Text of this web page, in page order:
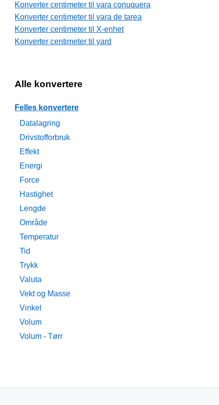
Konverter centimeter til vara conuquera
Konverter centimeter til vara de tarea
Konverter centimeter til X-enhet
Konverter centimeter til yard
Alle konvertere
Felles konvertere
Datalagring
Drivstofforbruk
Effekt
Energi
Force
Hastighet
Lengde
Område
Temperatur
Tid
Trykk
Valuta
Vekt og Masse
Vinkel
Volum
Volum - Tørr